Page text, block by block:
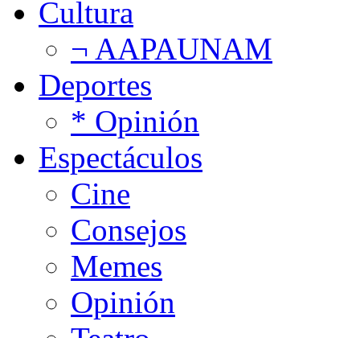
Cultura
¬ AAPAUNAM
Deportes
* Opinión
Espectáculos
Cine
Consejos
Memes
Opinión